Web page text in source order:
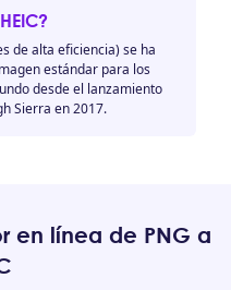
de alta eficiencia) se ha
estándar para los
desde el lanzamiento
Sierra en 2017.
en línea de PNG a